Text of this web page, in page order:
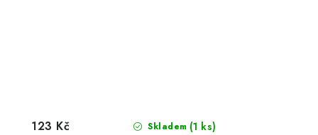
Skladem (1 ks)
123 Kč